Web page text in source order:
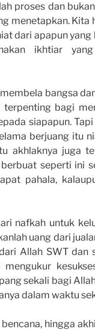
proses dan
menetapkan. Kita
dari apapun yang
ikhtiar
bangsa
terpenting bagi
siapapun.
berjuang itu
akhlaknya juga
seperti ini
pahala,
nafkah untuk
uang dari
Allah SWT dan
mengukur
sekali bagi
dalam waktu
hingga